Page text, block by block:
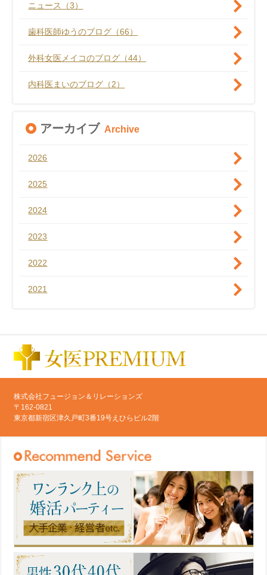
ニュース（3）
歯科医師ゆうのブログ（66）
外科女医メイコのブログ（44）
内科医まいのブログ（2）
アーカイブ Archive
2026
2025
2024
2023
2022
2021
株式会社フュージョン＆リレーションズ
〒162-0821
東京都新宿区津久戸町3番19号えひらビル2階